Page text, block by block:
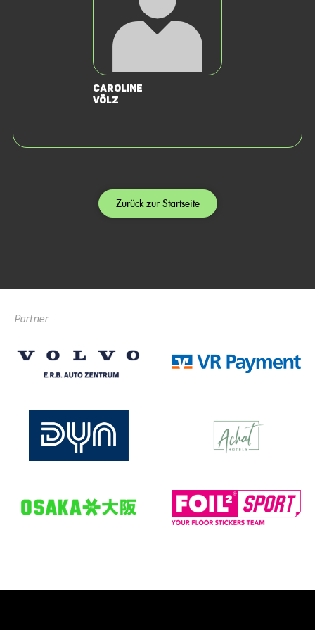
Caroline
Völz
Zurück zur Startseite
Partner